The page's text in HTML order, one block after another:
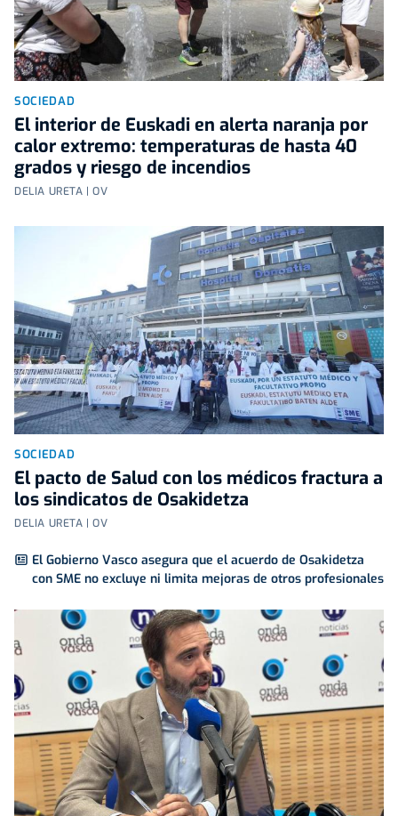
SOCIEDAD
El interior de Euskadi en alerta naranja por
calor extremo: temperaturas de hasta 40
grados y riesgo de incendios
DELIA URETA | OV
SOCIEDAD
El pacto de Salud con los médicos fractura a
los sindicatos de Osakidetza
DELIA URETA | OV
El Gobierno Vasco asegura que el acuerdo de Osakidetza
con SME no excluye ni limita mejoras de otros profesionales